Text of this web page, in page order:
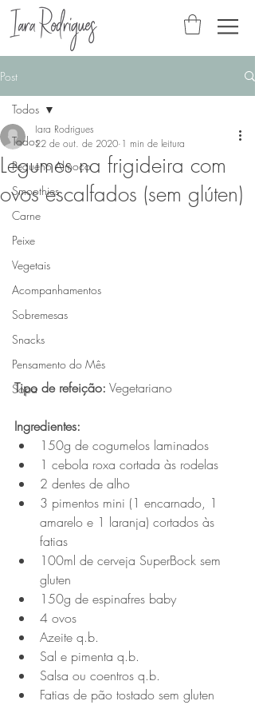
Post
Todos
Pequeno Almoço
Smoothies
Carne
Peixe
Vegetais
Acompanhamentos
Sobremesas
Snacks
Pensamento do Mês
Sopa
Todos
Legumes na frigideira com
ovos escalfados (sem glúten)
Iara Rodrigues
22 de out. de 2020 1 min de leitura
Tipo de refeição: Vegetariano
Ingredientes:
150g de cogumelos laminados
1 cebola roxa cortada às rodelas
2 dentes de alho
3 pimentos mini (1 encarnado, 1
amarelo e 1 laranja) cortados às
fatias
100ml de cerveja SuperBock sem
gluten
150g de espinafres baby
4 ovos
Azeite q.b.
Sal e pimenta q.b.
Salsa ou coentros q.b.
Fatias de pão tostado sem gluten